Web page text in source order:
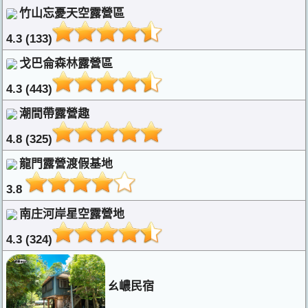
竹山忘憂天空露營區
4.3 (133)
戈巴侖森林露營區
4.3 (443)
潮間帶露營趣
4.8 (325)
龍門露營渡假基地
3.8
南庄河岸星空露營地
4.3 (324)
ㄠ嶩民宿